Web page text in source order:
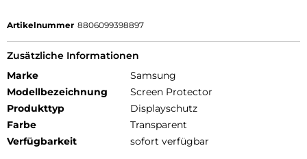
Artikelnummer 8806099398897
Zusätzliche Informationen
Marke
Samsung
Modellbezeichnung
Screen Protector
Produkttyp
Displayschutz
Farbe
Transparent
Verfügbarkeit
sofort verfügbar